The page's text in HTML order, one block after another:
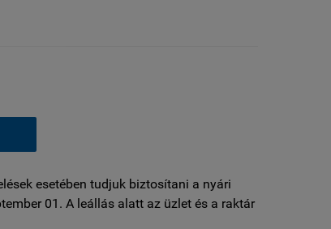
esetében tudjuk biztosítani a nyári
01. A leállás alatt az üzlet és a raktár